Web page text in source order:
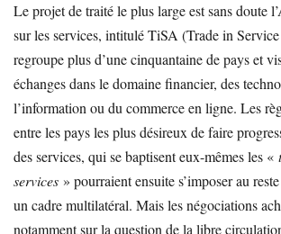
Le projet de traité le plus large est sans doute
sur les services, intitulé TiSA (Trade in
regroupe plus d’une cinquantaine de pays et
échanges dans le domaine financier, des
l’information ou du commerce en ligne. Les
entre les pays les plus désireux de faire
des services, qui se baptisent eux-mêmes les «
services » pourraient ensuite s’imposer au
un cadre multilatéral. Mais les négociations
notamment sur la question de la libre